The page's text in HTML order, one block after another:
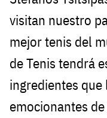
visitan nuestro
mejor tenis del
de Tenis tendrá
ingredientes
emocionantes